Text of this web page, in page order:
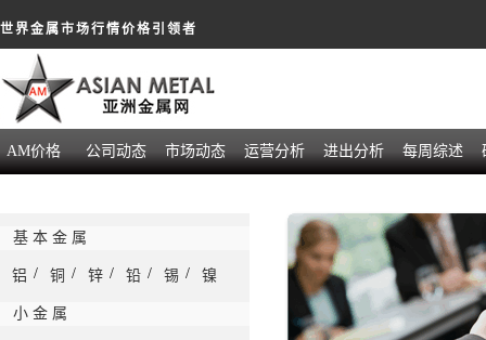
世界金属市场行情价格引领者
AM价格 公司动态 市场动态 运营分析 进出分析 每周综述
基 本 金 属
铝 / 铜 / 锌 / 铅 / 锡 / 镍
小 金 属